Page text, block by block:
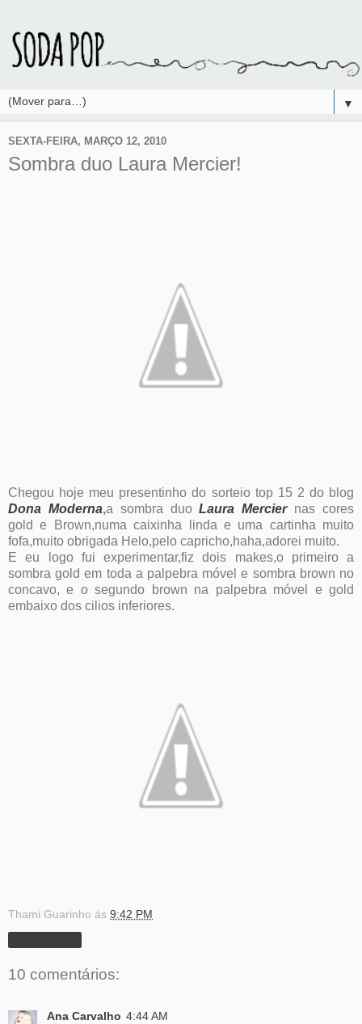
▼
SEXTA-FEIRA, MARÇO 12, 2010
Sombra duo Laura Mercier!
Chegou hoje meu presentinho do sorteio top 15 2 do blog
Dona Moderna,a sombra duo Laura Mercier nas cores
gold e Brown,numa caixinha linda e uma cartinha muito
fofa,muito obrigada Helo,pelo capricho,haha,adorei muito.
E eu logo fui experimentar,fiz dois makes,o primeiro a
sombra gold em toda a palpebra móvel e sombra brown no
concavo, e o segundo brown na palpebra móvel e gold
embaixo dos cilios inferiores.
Thami Guarinho ás 9:42 PM
10 comentários:
Ana Carvalho 4:44 AM